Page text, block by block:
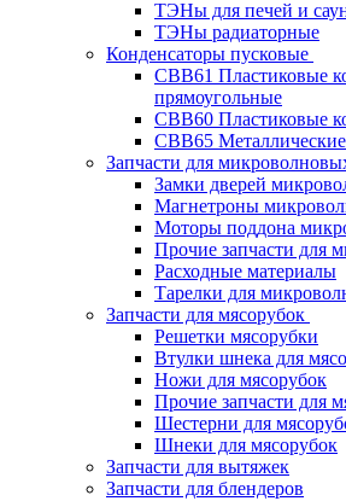
ТЭНы для печей и
ТЭНы радиаторные
Конденсаторы пусковые
CBB61 Пластиковые
прямоугольные
CBB60 Пластиковые
CBB65
Запчасти для
Замки дверей
Магнетроны
Моторы поддона
Прочие запчасти для
Расходные материалы
Тарелки для
Запчасти для мясорубок
Решетки мясорубки
Втулки шнека для
Ножи для мясорубок
Прочие запчасти для
Шестерни для
Шнеки для мясорубок
Запчасти для вытяжек
Запчасти для блендеров